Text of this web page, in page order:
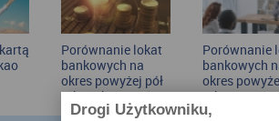
Porównanie lokat
bankowych na
okres powyżej pół
roku – kwiecień
2024
Porównanie
bankowych
okres
roku
Drogi Użytkowniku,